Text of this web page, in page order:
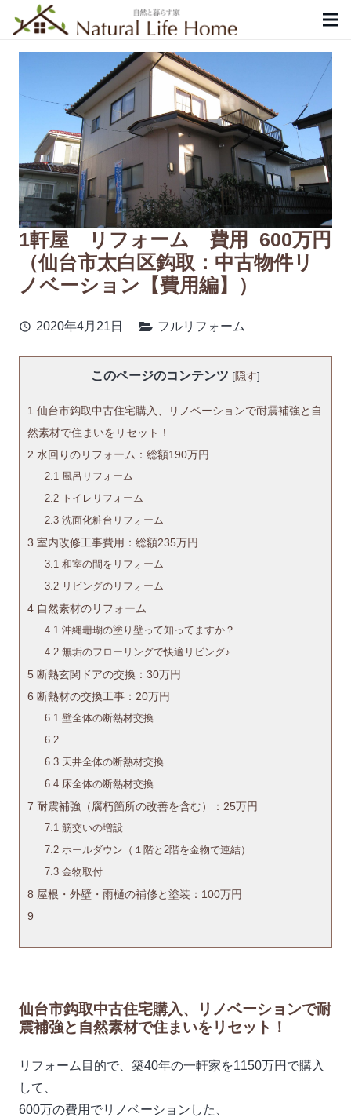
1軒屋 リフォーム 費用 600万円
（仙台市太白区鈎取：中古物件リ
ノベーション【費用編】）
schedule 2020年4月21日 フルリフォーム
このページのコンテンツ [隠す]
1 仙台市鈎取中古住宅購入、リノベーションで耐震補強と自
然素材で住まいをリセット！
2 水回りのリフォーム：総額190万円
2.1風呂リフォーム
2.2トイレリフォーム
2.3洗面化粧台リフォーム
3 室内改修工事費用：総額235万円
3.1和室の間をリフォーム
3.2リビングのリフォーム
4 自然素材のリフォーム
4.1沖縄珊瑚の塗り壁って知ってますか？
4.2無垢のフローリングで快適リビング♪
5 断熱玄関ドアの交換：30万円
6 断熱材の交換工事：20万円
6.1壁全体の断熱材交換
6.2
6.3天井全体の断熱材交換
6.4床全体の断熱材交換
7 耐震補強（腐朽箇所の改善を含む）：25万円
7.1筋交いの増設
7.2ホールダウン（１階と2階を金物で連結）
7.3金物取付
8 屋根・外壁・雨樋の補修と塗装：100万円
9
仙台市鈎取中古住宅購入、リノベーションで耐
震補強と自然素材で住まいをリセット！
リフォーム目的で、築40年の一軒家を1150万円で購入
して、
600万の費用でリノベーションした、